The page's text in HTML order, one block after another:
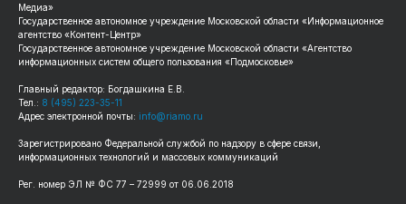
Медиа»
Государственное автономное учреждение Московской области «Информационное
агентство «Контент-Центр»
Государственное автономное учреждение Московской области «Агентство
информационных систем общего пользования «Подмосковье»
Главный редактор: Богдашкина Е.В.
Тел.: 8 (495) 223-35-11
Адрес электронной почты: info@riamo.ru
Зарегистрировано Федеральной службой по надзору в сфере связи,
информационных технологий и массовых коммуникаций
Рег. номер ЭЛ № ФС 77 – 72999 от 06.06.2018